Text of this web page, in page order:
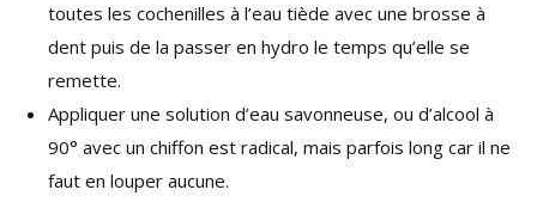
toutes les cochenilles à l’eau tiède avec une brosse à
dent puis de la passer en hydro le temps qu’elle se
remette.
Appliquer une solution d’eau savonneuse, ou d’alcool à
90° avec un chiffon est radical, mais parfois long car il ne
faut en louper aucune.